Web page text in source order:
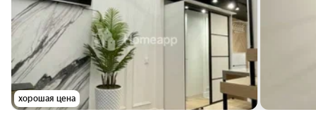
хорошая цена